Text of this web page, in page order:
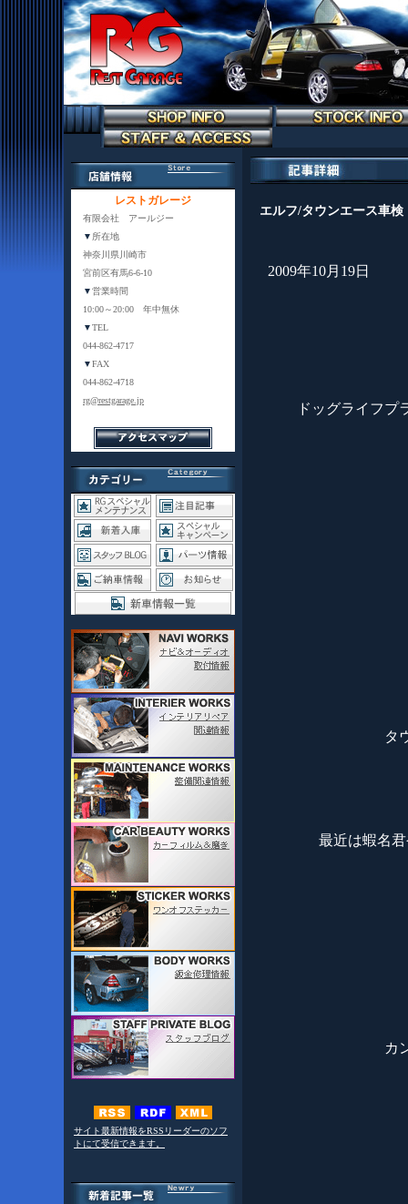
レストガレージ
有限会社 アールジー
▼ 所在地
神奈川県川崎市
宮前区有馬6-6-10
▼営業時間
10:00～20:00 年中無休
▼TEL
044-862-4717
▼FAX
044-862-4718
rg@restgarage.jp
サイト最新情報をRSSリーダーのソフ
トにて受信できます。
エルフ/タウンエース車検
2009年10月19日
ドッグライフプ
タ
最近は蝦名
カ